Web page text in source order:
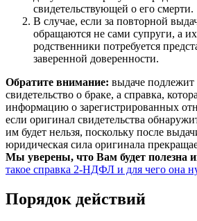
свидетельствующей о его смерти.
В случае, если за повторной
обращаются не сами супруги, а
родственники потребуется
заверенной доверенности.
Обратите внимание: выдаче подлежит
свидетельство о браке, а справка,
информацию о зарегистрированных
если оригинал свидетельства
им будет нельзя, поскольку после
юридическая сила оригинала
Мы уверены, что Вам будет полезна
такое справка 2-НДФЛ и для чего она
Порядок действий